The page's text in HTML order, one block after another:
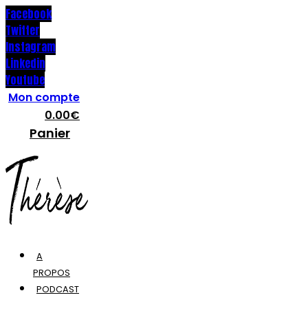
Facebook
Twitter
Instagram
Linkedin
Youtube
Mon compte
0.00€
Panier
A
PROPOS
PODCAST